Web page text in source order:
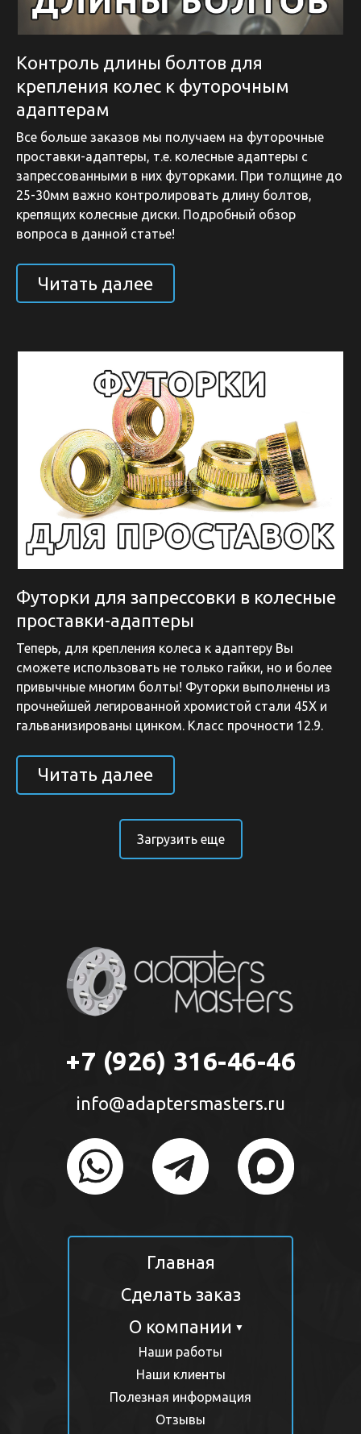
Контроль длины болтов для
крепления колес к футорочным
адаптерам
Все больше заказов мы получаем на футорочные
проставки-адаптеры, т.е. колесные адаптеры с
запрессованными в них футорками. При толщине до
25-30мм важно контролировать длину болтов,
крепящих колесные диски. Подробный обзор
вопроса в данной статье!
Читать далее
Футорки для запрессовки в колесные
проставки-адаптеры
Теперь, для крепления колеса к адаптеру Вы
сможете использовать не только гайки, но и более
привычные многим болты! Футорки выполнены из
прочнейшей легированной хромистой стали 45Х и
гальванизированы цинком. Класс прочности 12.9.
Читать далее
Загрузить еще
+7 (926) 316-46-46
info@adaptersmasters.ru
Главная
Сделать заказ
О компании
Наши работы
Наши клиенты
Полезная информация
Отзывы
▼